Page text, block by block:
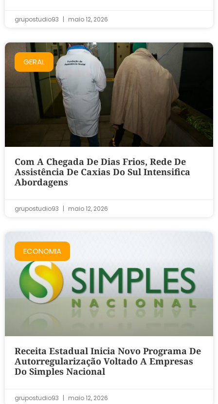
grupostudio93 maio 12, 2026
GERAL
Com A Chegada De Dias Frios, Rede De
Assistência De Caxias Do Sul Intensifica
Abordagens
grupostudio93 maio 12, 2026
ECONOMIA
Receita Estadual Inicia Novo Programa De
Autorregularização Voltado A Empresas
Do Simples Nacional
grupostudio93 maio 12, 2026